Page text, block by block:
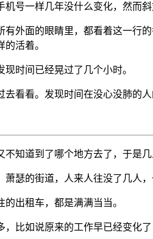
号一样几年没什么变化，然而
有外面的眼睛里，都看着这一行
活着。
时间已经晃过了几个小时。
去看看。发现时间在没心没肺的
知道到了哪个地方去了，于是
瑟的街道，人来人往没了几人，
出租车，都是满满当当。
比如说原来的工作早已经变化了